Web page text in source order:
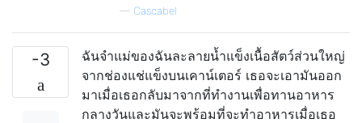
— Cascabel
-3
ฉันจำแม่ของฉันละลายน้ำแข็งเนื้อสัตว์ส่วนใหญ่
จากช่องแช่แข็งบนเคาน์เตอร์ เธอจะเอามันออก
มาเมื่อเธอกลับมาจากที่ทำงานเพื่อทานอาหาร
กลางวันและมันจะพร้อมที่จะทำอาหารเมื่อเธอ